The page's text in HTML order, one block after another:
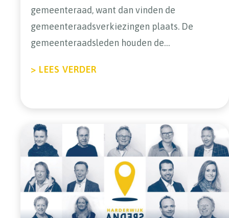
gemeenteraad, want dan vinden de
gemeenteraadsverkiezingen plaats. De
gemeenteraadsleden houden de…
> LEES VERDER